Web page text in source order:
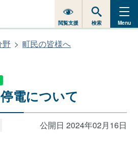
閲覧支援 検索 Menu
野 町民の皆様へ
電について
公開日 2024年02月16日